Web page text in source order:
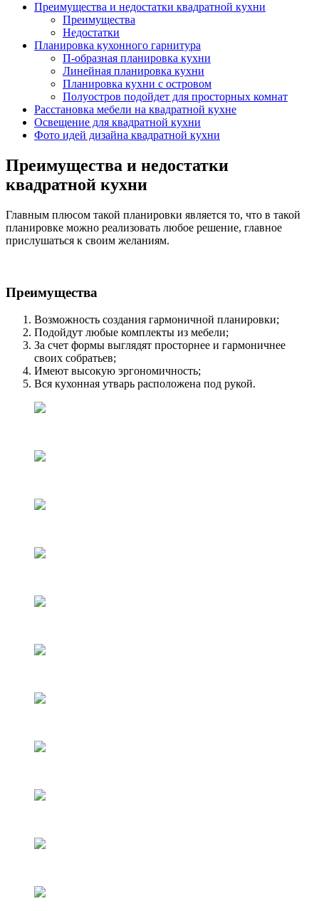
Преимущества и недостатки квадратной кухни
Преимущества
Недостатки
Планировка кухонного гарнитура
П-образная планировка кухни
Линейная планировка кухни
Планировка кухни с островом
Полуостров подойдет для просторных комнат
Расстановка мебели на квадратной кухне
Освещение для квадратной кухни
Фото идей дизайна квадратной кухни
Преимущества и недостатки
квадратной кухни
Главным плюсом такой планировки является то, что в такой
планировке можно реализовать любое решение, главное
прислушаться к своим желаниям.
Преимущества
Возможность создания гармоничной планировки;
Подойдут любые комплекты из мебели;
За счет формы выглядят просторнее и гармоничнее
своих собратьев;
Имеют высокую эргономичность;
Вся кухонная утварь расположена под рукой.